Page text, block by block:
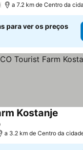
a 7.2 km de Centro da
para ver os preços
Kostanje
a 3.2 km de Centro da